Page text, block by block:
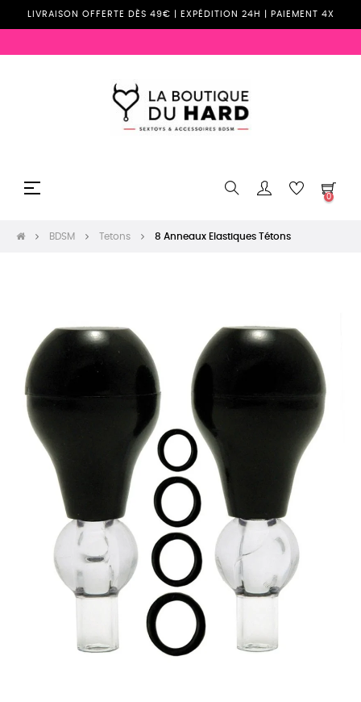
LIVRAISON OFFERTE DÈS 49€ | EXPÉDITION 24H | PAIEMENT 4X
Basculer
☰
0
BDSM Tetons 8 Anneaux Elastiques Tétons